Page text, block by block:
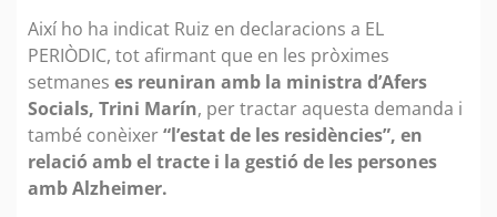
Així ho ha indicat Ruiz en declaracions a EL
PERIÒDIC, tot afirmant que en les pròximes
setmanes es reuniran amb la ministra d’Afers
Socials, Trini Marín, per tractar aquesta demanda i
també conèixer“l’estat de les residències”, en
relació amb el tracte i la gestió de les persones
amb Alzheimer.